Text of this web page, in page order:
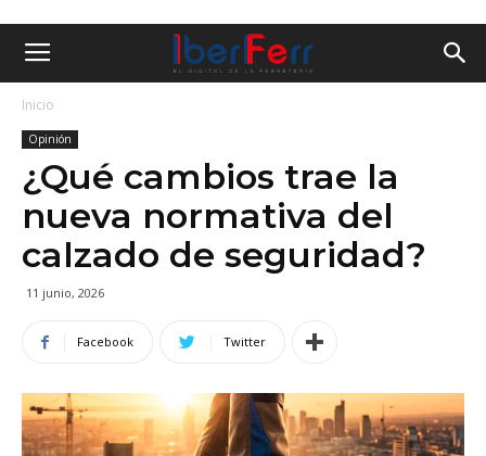
Inicio
Opinión
¿Qué cambios trae la
nueva normativa del
calzado de seguridad?
11 junio, 2026
Facebook Twitter